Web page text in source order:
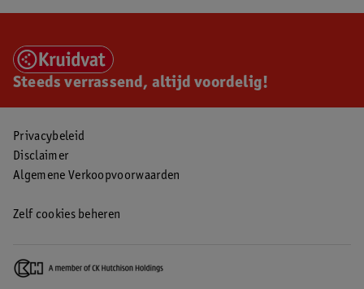
Steeds verrassend, altijd voordelig!
Privacybeleid
Disclaimer
Algemene Verkoopvoorwaarden
Zelf cookies beheren